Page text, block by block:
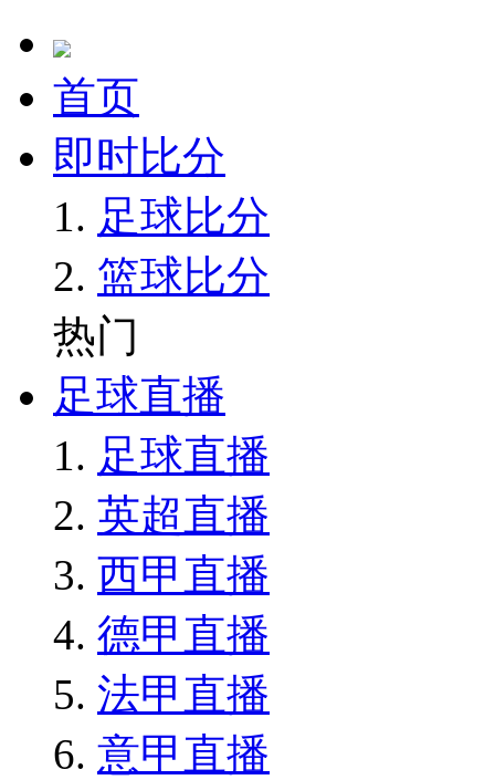
首页
即时比分
足球比分
篮球比分
热门
足球直播
足球直播
英超直播
西甲直播
德甲直播
法甲直播
意甲直播